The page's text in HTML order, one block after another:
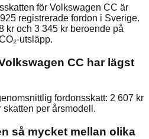
för Volkswagen CC är
registrerade fordon i Sverige.
kr och 3 345 kr beroende på
utsläpp.
CC har lägst
fordonsskatt: 2 607 kr
skatten per årsmodell.
så mycket mellan olika